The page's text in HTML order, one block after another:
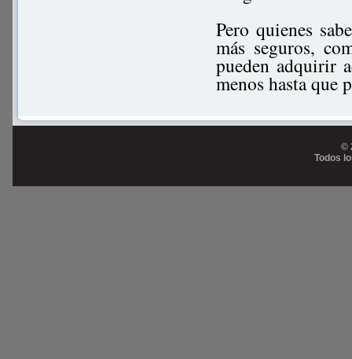
Pero quienes
más seguros,
pueden adquirir
menos hasta que
©
Todos